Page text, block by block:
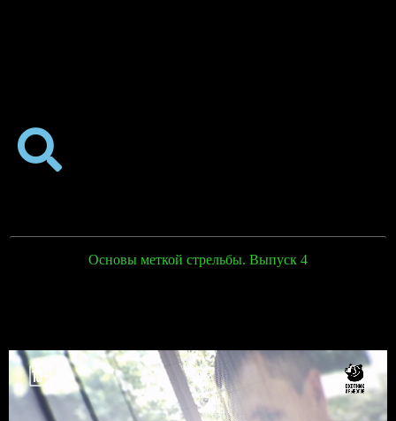
Основы меткой стрельбы. Выпуск 4